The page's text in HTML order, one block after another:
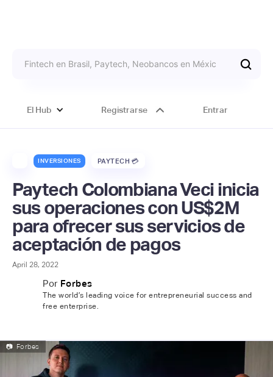
El Hub Registrarse Entrar
INVERSIONES PAYTECH 💳
Paytech Colombiana Veci inicia
sus operaciones con US$2M
para ofrecer sus servicios de
aceptación de pagos
April 28, 2022
Por Forbes
The world’s leading voice for entrepreneurial success and
free enterprise.
📷 Forbes